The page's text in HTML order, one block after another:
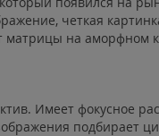
четкая
матрицы на аморфном
Имеет фокусное
подбирает